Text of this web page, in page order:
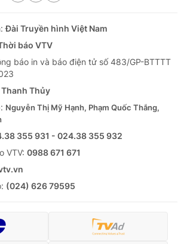
Đài Truyền hình Việt Nam
báo VTV
báo in và báo điện tử số 483/GP-BTTTT
Thủy
Nguyễn Thị Mỹ Hạnh, Phạm Quốc Thắng,
355 931 - 024.38 355 932
VTV: 0988 671 671
(024) 626 79595